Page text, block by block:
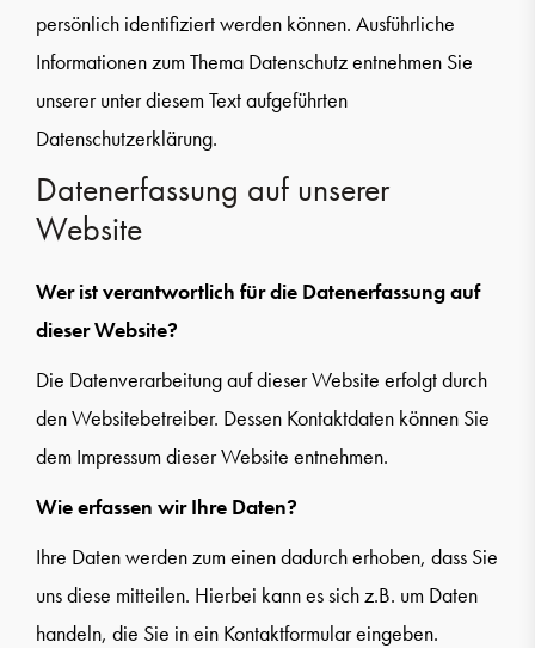
persönlich identifiziert werden können. Ausführliche
Informationen zum Thema Datenschutz entnehmen Sie
unserer unter diesem Text aufgeführten
Datenschutzerklärung.
Datenerfassung auf unserer
Website
Wer ist verantwortlich für die Datenerfassung auf
dieser Website?
Die Datenverarbeitung auf dieser Website erfolgt durch
den Websitebetreiber. Dessen Kontaktdaten können Sie
dem Impressum dieser Website entnehmen.
Wie erfassen wir Ihre Daten?
Ihre Daten werden zum einen dadurch erhoben, dass Sie
uns diese mitteilen. Hierbei kann es sich z.B. um Daten
handeln, die Sie in ein Kontaktformular eingeben.